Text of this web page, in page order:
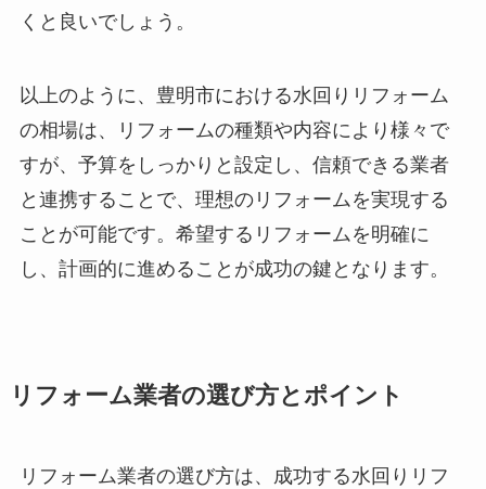
くと良いでしょう。
以上のように、豊明市における水回りリフォーム
の相場は、リフォームの種類や内容により様々で
すが、予算をしっかりと設定し、信頼できる業者
と連携することで、理想のリフォームを実現する
ことが可能です。希望するリフォームを明確に
し、計画的に進めることが成功の鍵となります。
リフォーム業者の選び方とポイント
リフォーム業者の選び方は、成功する水回りリフ